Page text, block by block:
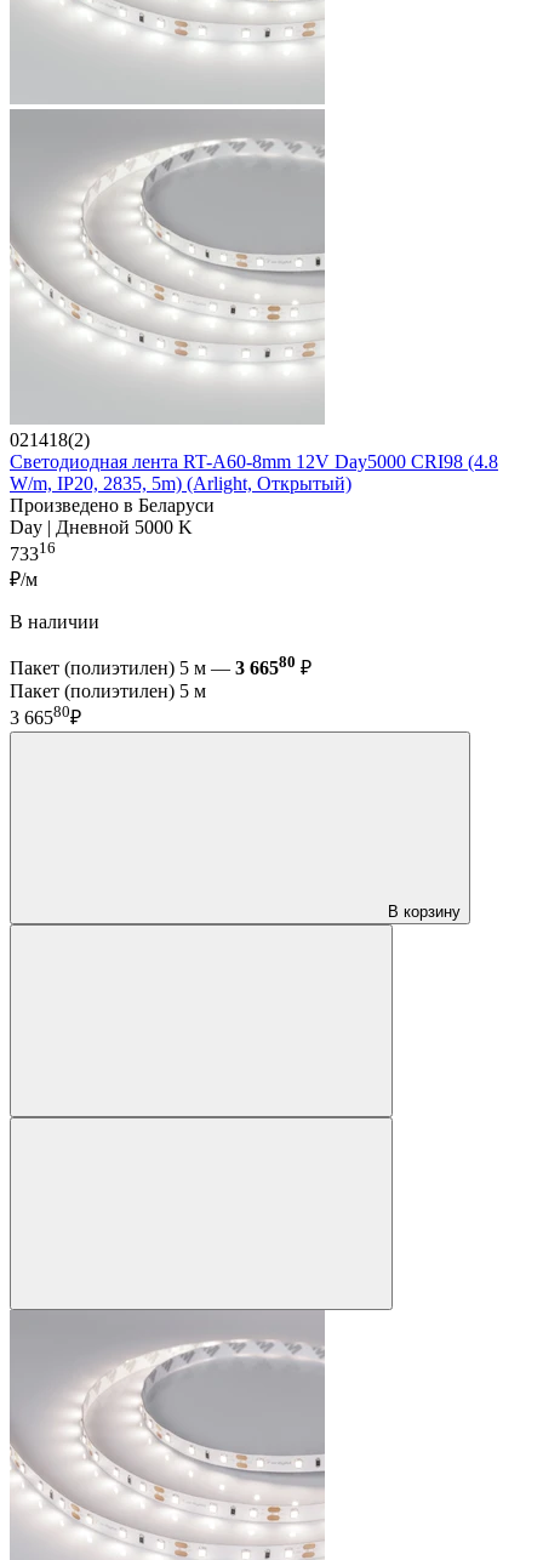
021418(2)
Светодиодная лента RT-A60-8mm 12V Day5000 CRI98 (4.8
W/m, IP20, 2835, 5m) (Arlight, Открытый)
Произведено в Беларуси
Day | Дневной 5000 K
73316
₽/м
В наличии
Пакет (полиэтилен) 5 м — 3 66580 ₽
Пакет (полиэтилен) 5 м
3 66580₽
В корзину